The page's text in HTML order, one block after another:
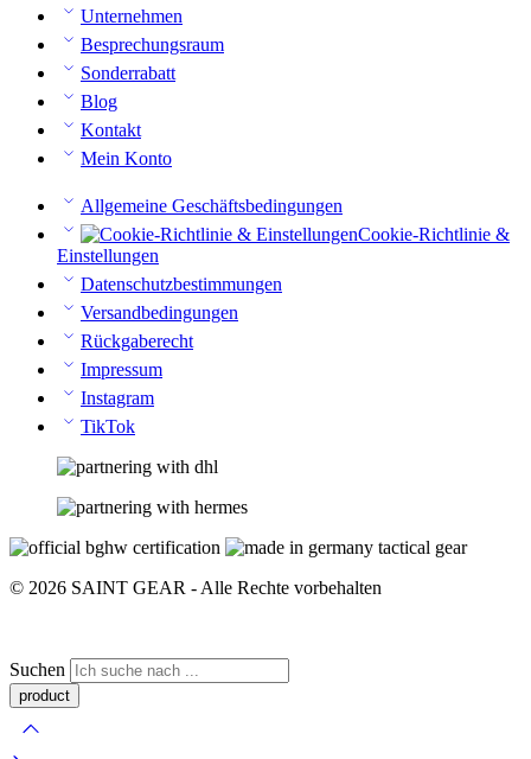
Unternehmen
Besprechungsraum
Sonderrabatt
Blog
Kontakt
Mein Konto
Allgemeine Geschäftsbedingungen
Cookie-Richtlinie &
Einstellungen
Datenschutzbestimmungen
Versandbedingungen
Rückgaberecht
Impressum
Instagram
TikTok
© 2026 SAINT GEAR - Alle Rechte vorbehalten
Suchen